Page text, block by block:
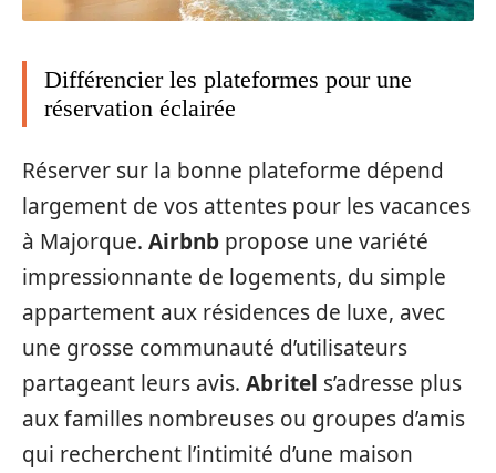
Différencier les plateformes pour une
réservation éclairée
Réserver sur la bonne plateforme dépend
largement de vos attentes pour les vacances
à Majorque. Airbnb propose une variété
impressionnante de logements, du simple
appartement aux résidences de luxe, avec
une grosse communauté d’utilisateurs
partageant leurs avis. Abritel s’adresse plus
aux familles nombreuses ou groupes d’amis
qui recherchent l’intimité d’une maison